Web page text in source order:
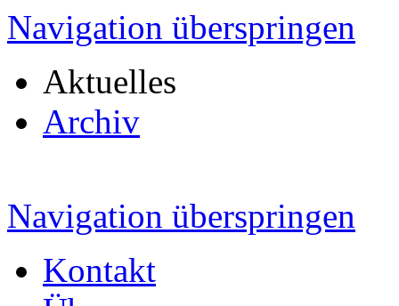
Navigation überspringen
Aktuelles
Archiv
Navigation überspringen
Kontakt